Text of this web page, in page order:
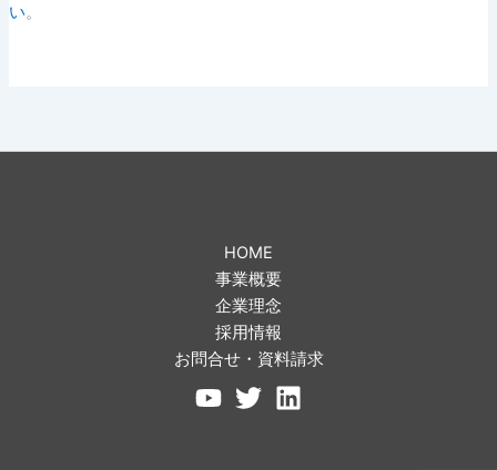
い。
HOME
事業概要
企業理念
採用情報
お問合せ・資料請求